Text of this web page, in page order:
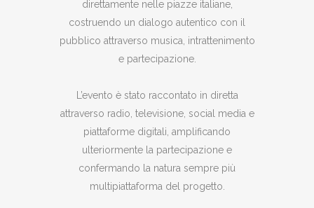
direttamente nelle piazze italiane,
costruendo un dialogo autentico con il
pubblico attraverso musica, intrattenimento
e partecipazione.
L’evento è stato raccontato in diretta
attraverso radio, televisione, social media e
piattaforme digitali, amplificando
ulteriormente la partecipazione e
confermando la natura sempre più
multipiattaforma del progetto.